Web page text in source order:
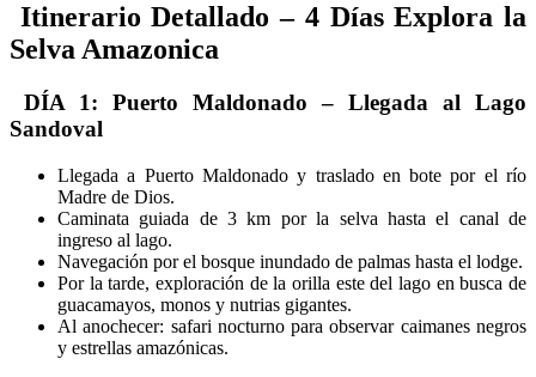
Itinerario Detallado – 4 Días Explora la
Selva Amazonica
DÍA 1: Puerto Maldonado – Llegada al Lago
Sandoval
Llegada a Puerto Maldonado y traslado en bote por el río
Madre de Dios.
Caminata guiada de 3 km por la selva hasta el canal de
ingreso al lago.
Navegación por el bosque inundado de palmas hasta el lodge.
Por la tarde, exploración de la orilla este del lago en busca de
guacamayos, monos y nutrias gigantes.
Al anochecer: safari nocturno para observar caimanes negros
y estrellas amazónicas.